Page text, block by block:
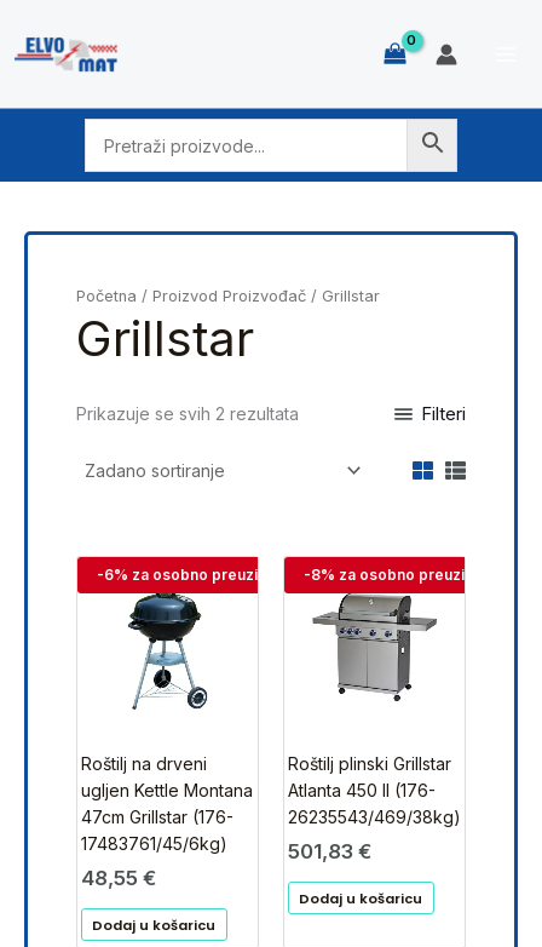
content
Početna / Proizvod Proizvođač / Grillstar
Grillstar
Prikazuje se svih 2 rezultata Filteri
-6% za osobno preuzimanje
Roštilj na drveni
ugljen Kettle Montana
47cm Grillstar (176-
17483761/45/6kg)
48,55 €
Dodaj u košaricu
-8% za osobno preuzimanje
Roštilj plinski Grillstar
Atlanta 450 II (176-
26235543/469/38kg)
501,83 €
Dodaj u košaricu